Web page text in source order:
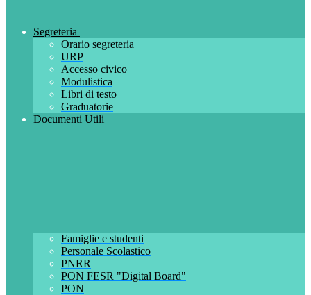
Segreteria
Orario segreteria
URP
Accesso civico
Modulistica
Libri di testo
Graduatorie
Documenti Utili
Famiglie e studenti
Personale Scolastico
PNRR
PON FESR "Digital Board"
PON